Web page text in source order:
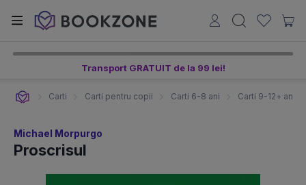
Transport GRATUIT de la 99 lei!
Carti Carti pentru copii Carti 6-8 ani Carti 9-12+ ani
Michael Morpurgo
Proscrisul